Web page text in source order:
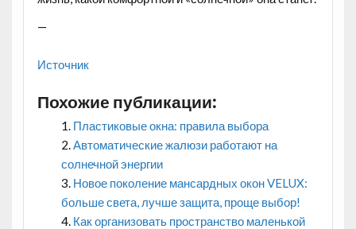
—
Источник
Похожие публикации:
Пластиковые окна: правила выбора
Автоматические жалюзи работают на
солнечной энергии
Новое поколение мансардных окон VELUX:
больше света, лучше защита, проще выбор!
Как организовать пространство маленькой